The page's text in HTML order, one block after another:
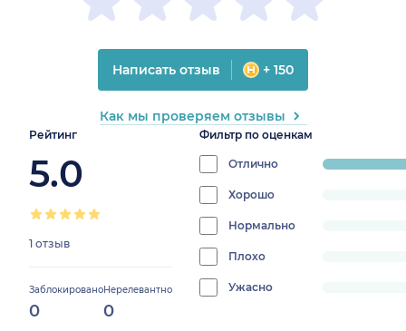
Рейтинг
5.0
1 отзыв
Заблокировано
0
Нерелевантно
0
Фильтр по оценкам
Отлично
progress:
Хорошо
0%
Нормально
0%
Плохо
0%
Ужасно
progress:
Написать отзыв + 150
Как мы проверяем отзывы